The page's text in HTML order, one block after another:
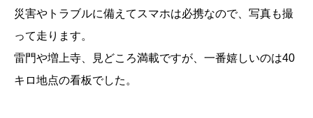
災害やトラブルに備えてスマホは必携なので、写真も撮
って走ります。
雷門や増上寺、見どころ満載ですが、一番嬉しいのは40
キロ地点の看板でした。